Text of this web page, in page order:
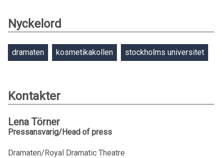
Nyckelord
dramaten kosmetikakollen stockholms universitet
Kontakter
Lena Törner
Pressansvarig/Head of press
Dramaten/Royal Dramatic Theatre